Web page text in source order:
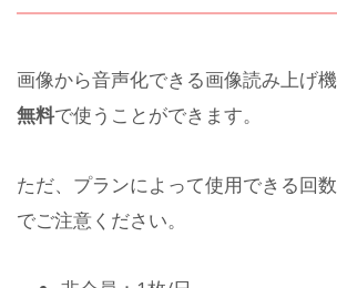
画像から音声化できる画像読み上げ
無料で使うことができます。
ただ、プランによって使用できる回
でご注意ください。